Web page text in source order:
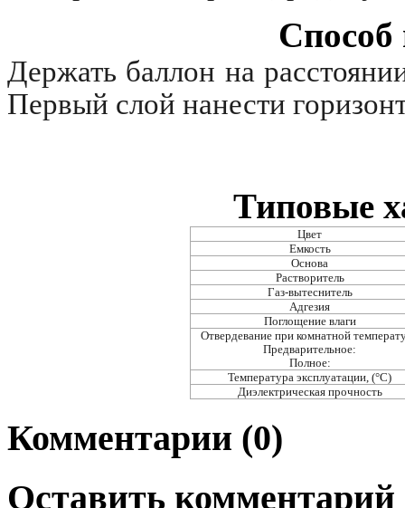
Держать баллон на
Первый слой нанести
Типовые
Цвет
Емкость
Основа
Растворитель
Газ-вытеснитель
Адгезия
Поглощение влаги
Отвердевание при комнатной
Предварительное:
Полное:
Температура эксплуатации, (°С)
Диэлектрическая прочность
Комментарии (0)
Оставить комментарий